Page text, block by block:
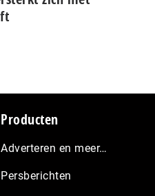
Producten
Adverteren en meer…
Persberichten